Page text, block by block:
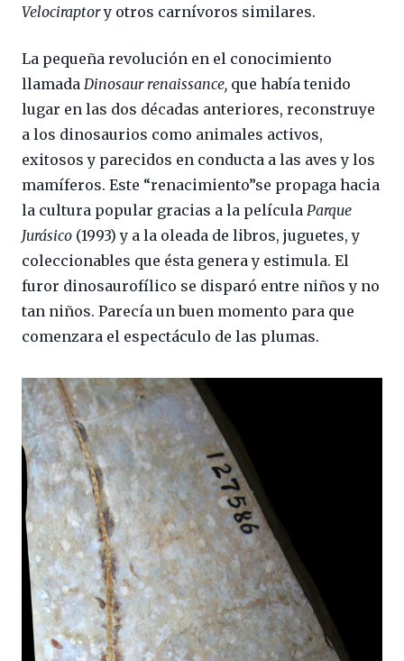
Velociraptory otros carnívoros similares.
La pequeña revolución en el conocimiento
llamada Dinosaur renaissance, que había tenido
lugar en las dos décadas anteriores, reconstruye
a los dinosaurios como animales activos,
exitosos y parecidos en conducta a las aves y los
mamíferos. Este “renacimiento”se propaga hacia
la cultura popular gracias a la película Parque
Jurásico (1993) y a la oleada de libros, juguetes, y
coleccionables que ésta genera y estimula. El
furor dinosaurofílico se disparó entre niños y no
tan niños. Parecía un buen momento para que
comenzara el espectáculo de las plumas.